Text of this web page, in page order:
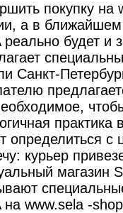
покупку на
а в ближайшем
реально будет
Санкт-
практика
определиться с
курьер
магазин
на www.sela -